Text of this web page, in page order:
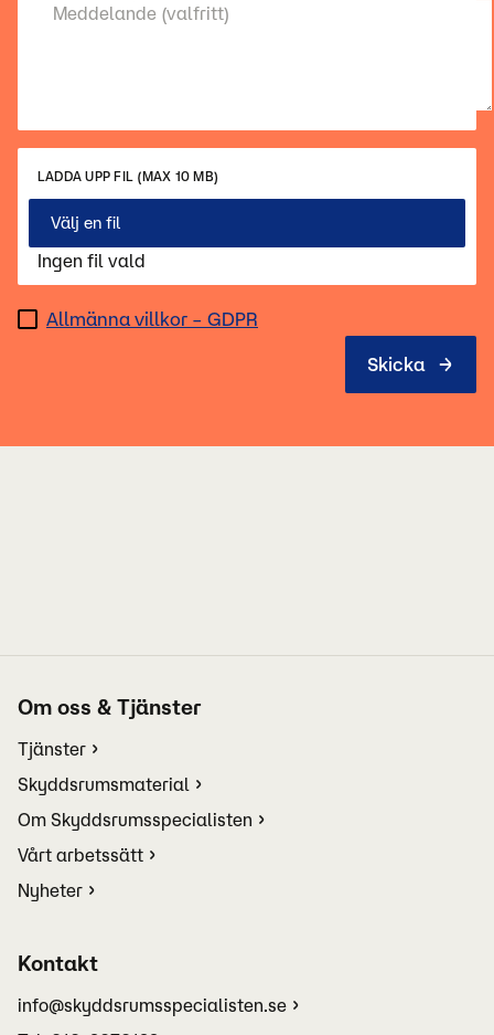
LADDA UPP FIL (MAX 10 MB)
Välj en fil
Ingen fil vald
Allmänna villkor – GDPR
Om oss & Tjänster
Tjänster
Skyddsrumsmaterial
Om Skyddsrumsspecialisten
Vårt arbetssätt
Nyheter
Kontakt
info@skyddsrumsspecialisten.se